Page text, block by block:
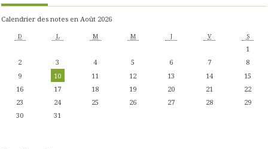
Calendrier des notes en Août 2026
D L M M J V S
1
2
3 4 5 6 7
8
9
10 11 12 13 14
15
16
17 18 19 20 21
22
23
24 25 26 27 28
29
30
31